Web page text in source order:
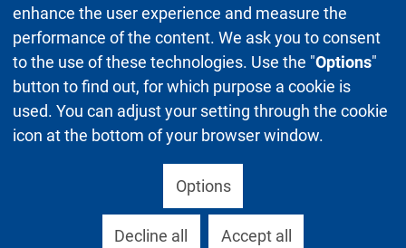
enhance the user experience and measure the
performance of the content. We ask you to consent
to the use of these technologies. Use the "Options"
button to find out, for which purpose a cookie is
used. You can adjust your setting through the cookie
icon at the bottom of your browser window.
Options
Decline all Accept all